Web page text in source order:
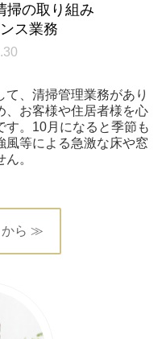
掃の取り組み
ス業務
て、清掃管理業務があり
、お客様や住居者様を心
す。10月になると季節も
風等による急激な床や窓
。
から ≫